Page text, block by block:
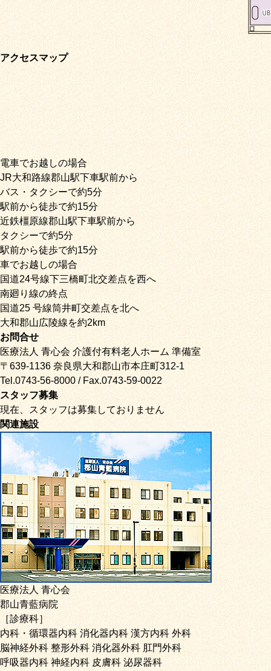
アクセスマップ
電車でお越しの場合
JR大和路線郡山駅下車駅前から
バス・タクシーで約5分
駅前から徒歩で約15分
近鉄橿原線郡山駅下車駅前から
タクシーで約5分
駅前から徒歩で約15分
車でお越しの場合
国道24号線下三橋町北交差点を西へ
南廻り線の終点
国道25 号線筒井町交差点を北へ
大和郡山広陵線を約2km
お問合せ
医療法人 青心会 介護付有料老人ホーム 準備室
〒639-1136 奈良県大和郡山市本庄町312-1
Tel.0743-56-8000 / Fax.0743-59-0022
スタッフ募集
現在、スタッフは募集しておりません
関連施設
医療法人 青心会
郡山青藍病院
［診療科］
内科・循環器内科 消化器内科 漢方内科 外科
脳神経外科 整形外科 消化器外科 肛門外科
呼吸器内科 神経内科 皮膚科 泌尿器科